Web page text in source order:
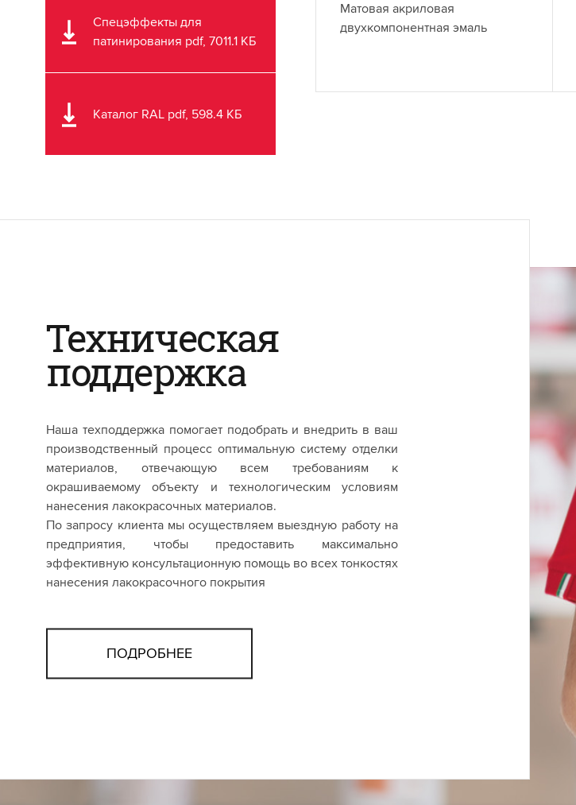
Спецэффекты для
патинирования pdf, 7011.1 КБ
Каталог RAL pdf, 598.4 КБ
Матовая акриловая
двухкомпонентная эмаль
Техническая
поддержка
Наша техподдержка помогает подобрать и внедрить в ваш
производственный процесс оптимальную систему отделки
материалов, отвечающую всем требованиям к
окрашиваемому объекту и технологическим условиям
нанесения лакокрасочных материалов.
По запросу клиента мы осуществляем выездную работу на
предприятия, чтобы предоставить максимально
эффективную консультационную помощь во всех тонкостях
нанесения лакокрасочного покрытия
ПОДРОБНЕЕ